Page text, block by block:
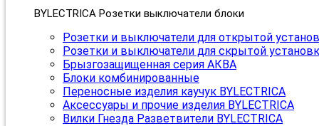
BYLECTRICA Розетки выключатели блоки
Розетки и выключатели для открытой
Розетки и выключатели для скрытой
Брызгозащищенная серия АКВА
Блоки комбинированные
Переносные изделия каучук BYLECTRICA
Аксессуары и прочие изделия BYLECTRICA
Вилки Гнезда Разветвители BYLECTRICA